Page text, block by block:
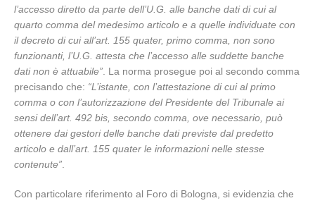
l’accesso diretto da parte dell’U.G. alle banche dati di cui al
quarto comma del medesimo articolo e a quelle individuate con
il decreto di cui all’art. 155 quater, primo comma, non sono
funzionanti, l’U.G. attesta che l’accesso alle suddette banche
dati non è attuabile” . La norma prosegue poi al secondo comma
precisando che: “L’istante, con l’attestazione di cui al primo
comma o con l’autorizzazione del Presidente del Tribunale ai
sensi dell’art. 492 bis, secondo comma, ove necessario, può
ottenere dai gestori delle banche dati previste dal predetto
articolo e dall’art. 155 quater le informazioni nelle stesse
contenute”
Con particolare riferimento al Foro di Bologna, si evidenzia che